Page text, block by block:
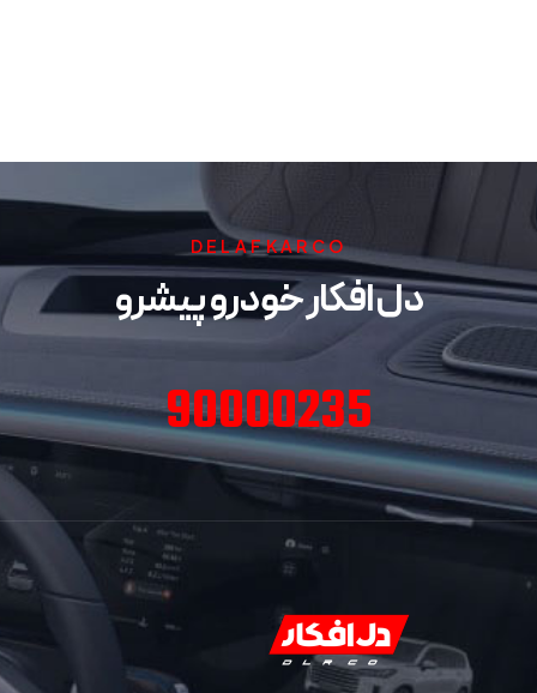
DELAFKARCO
دل افکار خودرو پیشرو
90000235